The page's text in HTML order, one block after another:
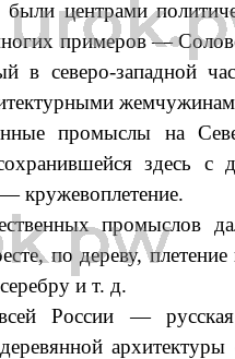
центрами
примеров —
в северо-западной
промыслы на
здесь
кружевоплетение.
промыслов
по дереву,
и т. д.
России — русская